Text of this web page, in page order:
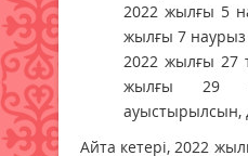
2022 жылғы 5
жылғы 7 наурыз
2022 жылғы 27
жылғы 29
ауыстырылсын,
Айта кетері, 2022